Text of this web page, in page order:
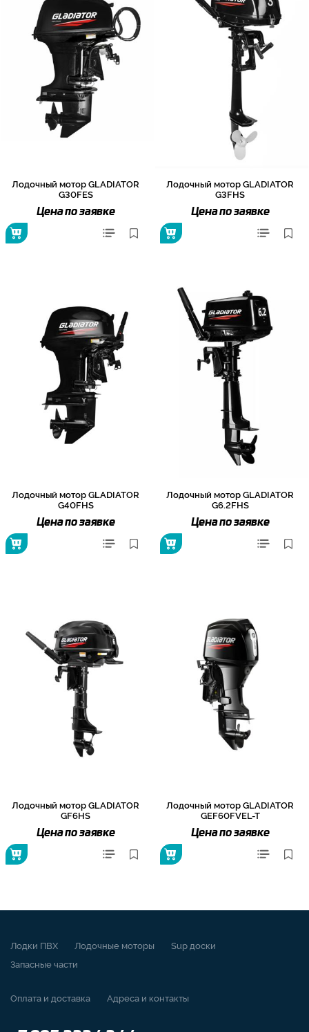
Лодочный мотор GLADIATOR
G30FES
Цена по заявке
Лодочный мотор GLADIATOR
G3FHS
Цена по заявке
Лодочный мотор GLADIATOR
G40FHS
Цена по заявке
Лодочный мотор GLADIATOR
G6.2FHS
Цена по заявке
Лодочный мотор GLADIATOR
GF6HS
Цена по заявке
Лодочный мотор GLADIATOR
GEF60FVEL-T
Цена по заявке
Лодки ПВХ Лодочные моторы
Sup доски
Запасные части
Оплата и доставка Адреса и контакты